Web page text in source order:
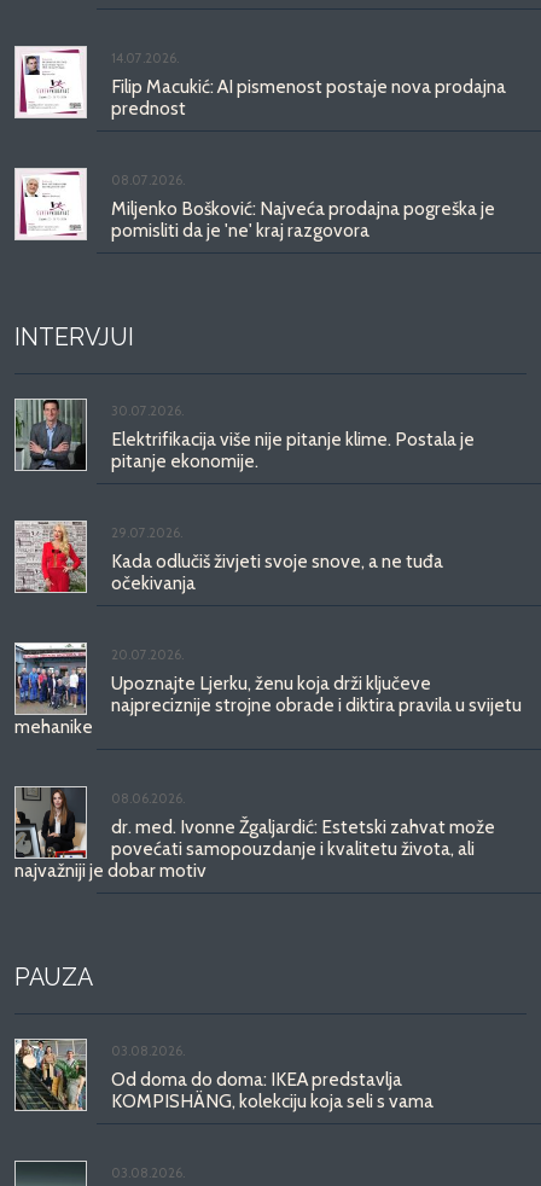
14.07.2026.
Filip Macukić: AI pismenost postaje nova prodajna
prednost
08.07.2026.
Miljenko Bošković: Najveća prodajna pogreška je
pomisliti da je 'ne' kraj razgovora
INTERVJUI
30.07.2026.
Elektrifikacija više nije pitanje klime. Postala je
pitanje ekonomije.
29.07.2026.
Kada odlučiš živjeti svoje snove, a ne tuđa
očekivanja
20.07.2026.
Upoznajte Ljerku, ženu koja drži ključeve
najpreciznije strojne obrade i diktira pravila u svijetu
mehanike
08.06.2026.
dr. med. Ivonne Žgaljardić: Estetski zahvat može
povećati samopouzdanje i kvalitetu života, ali
najvažniji je dobar motiv
PAUZA
03.08.2026.
Od doma do doma: IKEA predstavlja
KOMPISHÄNG, kolekciju koja seli s vama
03.08.2026.